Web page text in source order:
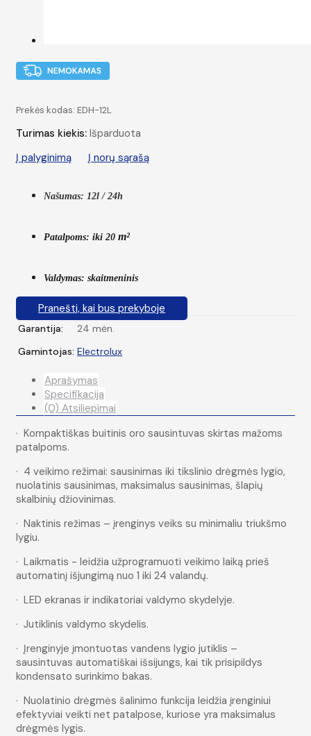
Prekės kodas: EDH-12L
Turimas kiekis: Išparduota
Į palyginimą
Į norų sąrašą
Našumas: 12l / 24h
Patalpoms: iki 20 m²
Valdymas: skaitmeninis
Pranešti, kai bus prekyboje
Garantija:
24 mėn.
Gamintojas: Electrolux
Aprašymas
Specifikacija
(0) Atsiliepimai
· Kompaktiškas buitinis oro sausintuvas skirtas mažoms
patalpoms.
· 4 veikimo režimai: sausinimas iki tikslinio drėgmės lygio,
nuolatinis sausinimas, maksimalus sausinimas, šlapių
skalbinių džiovinimas.
· Naktinis režimas – įrenginys veiks su minimaliu triukšmo
lygiu.
· Laikmatis - leidžia užprogramuoti veikimo laiką prieš
automatinį išjungimą nuo 1 iki 24 valandų.
· LED ekranas ir indikatoriai valdymo skydelyje.
· Jutiklinis valdymo skydelis.
· Įrenginyje įmontuotas vandens lygio jutiklis –
sausintuvas automatiškai išsijungs, kai tik prisipildys
kondensato surinkimo bakas.
· Nuolatinio drėgmės šalinimo funkcija leidžia įrenginiui
efektyviai veikti net patalpose, kuriose yra maksimalus
drėgmės lygis.